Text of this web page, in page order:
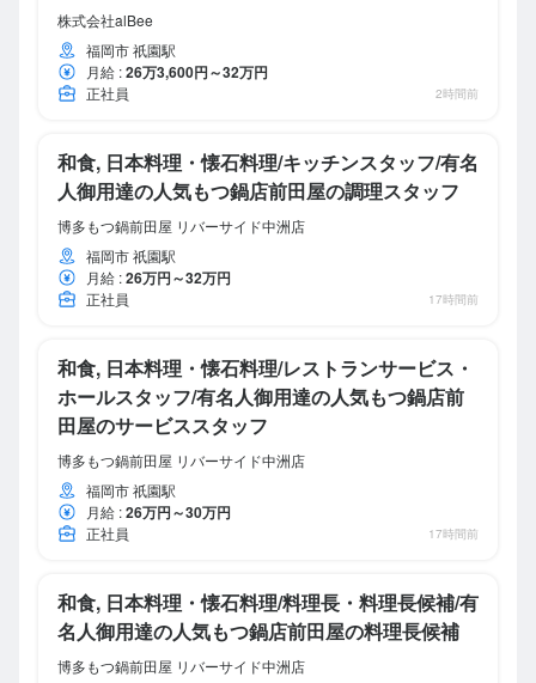
株式会社alBee
福岡市 祇園駅
月給 :26万3,600円～32万円
正社員 2時間前
和食, 日本料理・懐石料理/キッチンスタッフ/有名
人御用達の人気もつ鍋店前田屋の調理スタッフ
博多もつ鍋前田屋 リバーサイド中洲店
福岡市 祇園駅
月給 :26万円～32万円
正社員 17時間前
和食, 日本料理・懐石料理/レストランサービス・
ホールスタッフ/有名人御用達の人気もつ鍋店前
田屋のサービススタッフ
博多もつ鍋前田屋 リバーサイド中洲店
福岡市 祇園駅
月給 :26万円～30万円
正社員 17時間前
和食, 日本料理・懐石料理/料理長・料理長候補/有
名人御用達の人気もつ鍋店前田屋の料理長候補
博多もつ鍋前田屋 リバーサイド中洲店